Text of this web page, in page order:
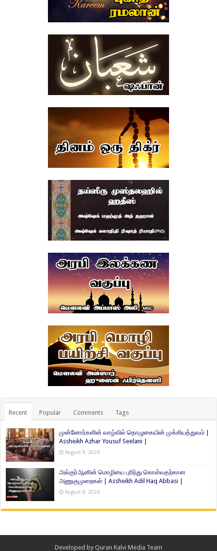
Recent Popular Comments Tags
முன்னோர்களின் வாழ்வில் தொழுகையின் முக்கியத்துவம் |
Assheikh Azhar Yousuf Seelani |
August 9, 2026
அல்குர்ஆனின் மொழியை புரிந்து கொள்வதற்கான
அணுகுமுறைகள் | Assheikh Adil Haq Abbasi |
August 8, 2026
Developed by Quran Kalvi Media Team